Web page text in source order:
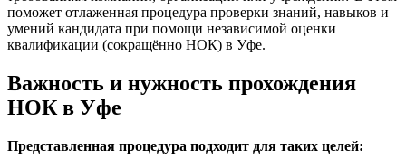
поможет отлаженная процедура проверки знаний, навыков и
умений кандидата при помощи независимой оценки
квалификации (сокращённо НОК) в Уфе.
Важность и нужность прохождения
НОК в Уфе
Представленная процедура подходит для таких целей: